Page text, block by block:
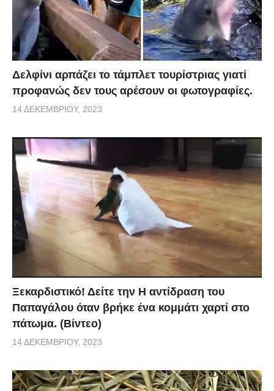
Δελφίνι αρπάζει το τάμπλετ τουρίστριας γιατί
προφανώς δεν τους αρέσουν οι φωτογραφίες.
14 ΔΕΚΕΜΒΡΊΟΥ, 2023
Ξεκαρδιστικό! Δείτε την Η αντίδραση του
Παπαγάλου όταν βρήκε ένα κομμάτι χαρτί στο
πάτωμα. (Βίντεο)
14 ΔΕΚΕΜΒΡΊΟΥ, 2023